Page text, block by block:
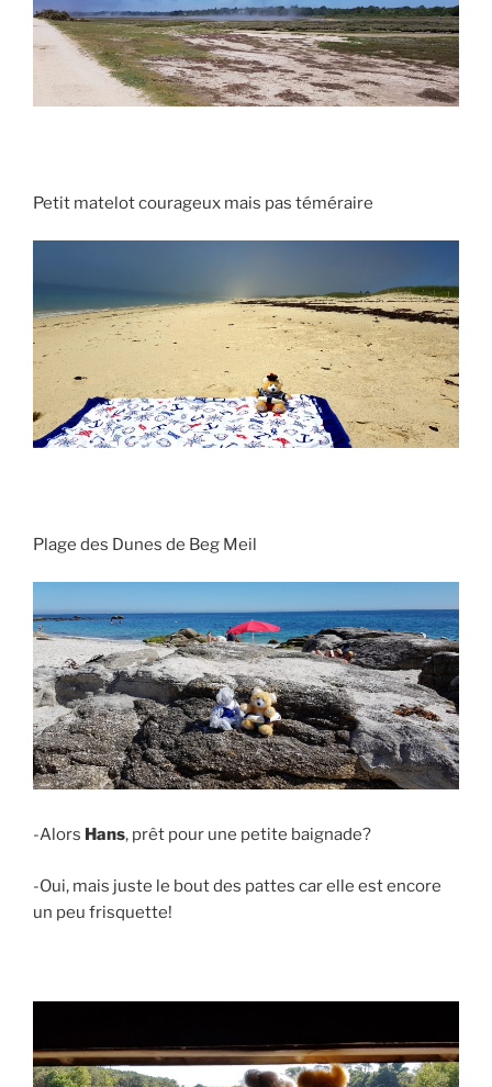
Petit matelot courageux mais pas téméraire
Plage des Dunes de Beg Meil
-Alors Hans, prêt pour une petite baignade?
-Oui, mais juste le bout des pattes car elle est encore
un peu frisquette!